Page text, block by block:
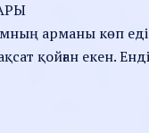
арманы көп
қойған екен.